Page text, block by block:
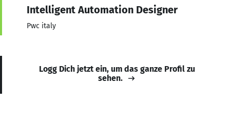
Intelligent Automation Designer
Pwc italy
Logg Dich jetzt ein, um das ganze Profil zu
sehen.